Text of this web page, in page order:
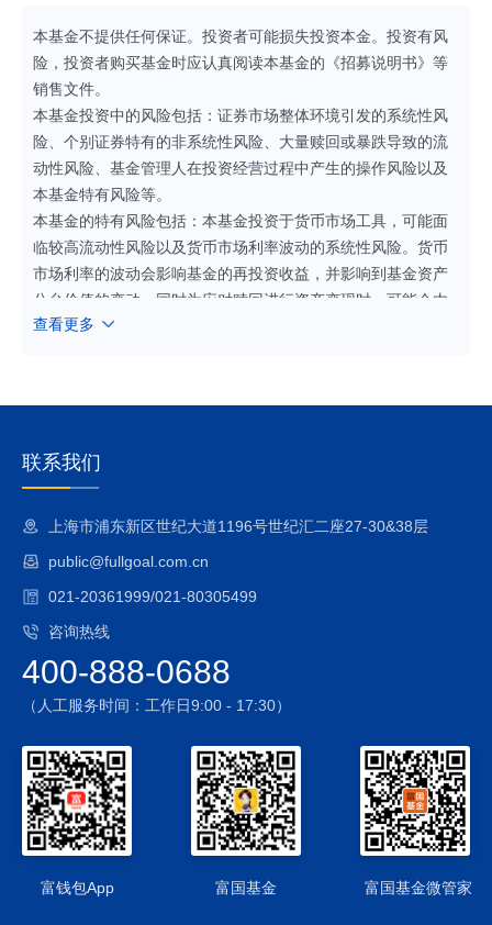
本基金不提供任何保证。投资者可能损失投资本金。投资有风
险，投资者购买基金时应认真阅读本基金的《招募说明书》等
销售文件。
本基金投资中的风险包括：证券市场整体环境引发的系统性风
险、个别证券特有的非系统性风险、大量赎回或暴跌导致的流
动性风险、基金管理人在投资经营过程中产生的操作风险以及
本基金特有风险等。
本基金的特有风险包括：本基金投资于货币市场工具，可能面
临较高流动性风险以及货币市场利率波动的系统性风险。货币
市场利率的波动会影响基金的再投资收益，并影响到基金资产
公允价值的变动。同时为应对赎回进行资产变现时，可能会由
于货币市场工具交易量不足而面临流动性风险。
查看更多
联系我们
上海市浦东新区世纪大道1196号世纪汇二座27-30&38层
public@fullgoal.com.cn
021-20361999/021-80305499
咨询热线
400-888-0688
（人工服务时间：工作日9:00 - 17:30）
富钱包App 富国基金 富国基金微管家